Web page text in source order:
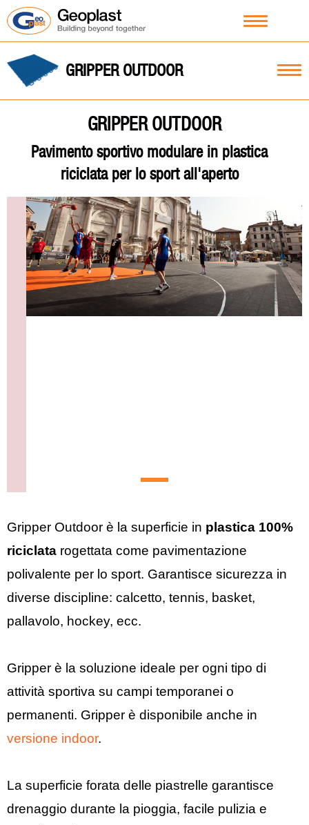
GRIPPER OUTDOOR
GRIPPER OUTDOOR
Pavimento sportivo modulare in plastica
riciclata per lo sport all'aperto
Gripper Outdoor è la superficie in plastica 100%
riciclata rogettata come pavimentazione
polivalente per lo sport. Garantisce sicurezza in
diverse discipline: calcetto, tennis, basket,
pallavolo, hockey, ecc.
Gripper è la soluzione ideale per ogni tipo di
attività sportiva su campi temporanei o
permanenti. Gripper è disponibile anche in
versione indoor.
La superficie forata delle piastrelle garantisce
drenaggio durante la pioggia, facile pulizia e